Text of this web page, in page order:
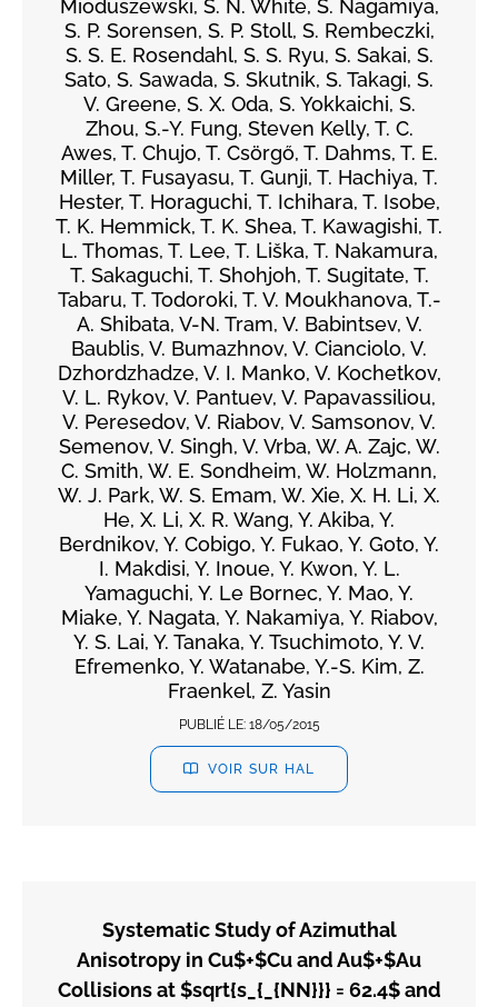
Mioduszewski, S. N. White, S. Nagamiya,
S. P. Sorensen, S. P. Stoll, S. Rembeczki,
S. S. E. Rosendahl, S. S. Ryu, S. Sakai, S.
Sato, S. Sawada, S. Skutnik, S. Takagi, S.
V. Greene, S. X. Oda, S. Yokkaichi, S.
Zhou, S.-Y. Fung, Steven Kelly, T. C.
Awes, T. Chujo, T. Csörgő, T. Dahms, T. E.
Miller, T. Fusayasu, T. Gunji, T. Hachiya, T.
Hester, T. Horaguchi, T. Ichihara, T. Isobe,
T. K. Hemmick, T. K. Shea, T. Kawagishi, T.
L. Thomas, T. Lee, T. Liška, T. Nakamura,
T. Sakaguchi, T. Shohjoh, T. Sugitate, T.
Tabaru, T. Todoroki, T. V. Moukhanova, T.-
A. Shibata, V-N. Tram, V. Babintsev, V.
Baublis, V. Bumazhnov, V. Cianciolo, V.
Dzhordzhadze, V. I. Manko, V. Kochetkov,
V. L. Rykov, V. Pantuev, V. Papavassiliou,
V. Peresedov, V. Riabov, V. Samsonov, V.
Semenov, V. Singh, V. Vrba, W. A. Zajc, W.
C. Smith, W. E. Sondheim, W. Holzmann,
W. J. Park, W. S. Emam, W. Xie, X. H. Li, X.
He, X. Li, X. R. Wang, Y. Akiba, Y.
Berdnikov, Y. Cobigo, Y. Fukao, Y. Goto, Y.
I. Makdisi, Y. Inoue, Y. Kwon, Y. L.
Yamaguchi, Y. Le Bornec, Y. Mao, Y.
Miake, Y. Nagata, Y. Nakamiya, Y. Riabov,
Y. S. Lai, Y. Tanaka, Y. Tsuchimoto, Y. V.
Efremenko, Y. Watanabe, Y.-S. Kim, Z.
Fraenkel, Z. Yasin
PUBLIÉ LE: 18/05/2015
VOIR SUR HAL
Systematic Study of Azimuthal
Anisotropy in Cu$+$Cu and Au$+$Au
Collisions at $sqrt{s_{_{NN}}} = 62.4$ and